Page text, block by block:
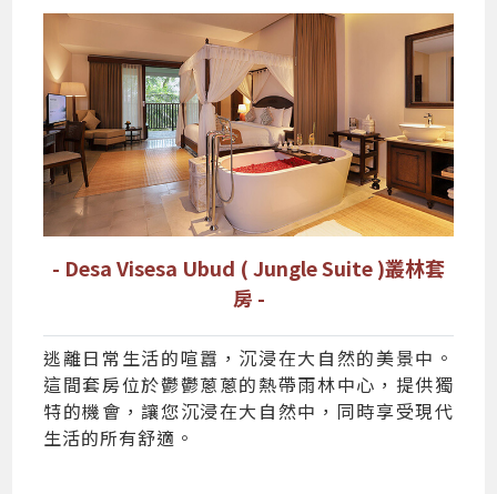
- Desa Visesa Ubud ( Jungle Suite )叢林套
房 -
逃離日常生活的喧囂，沉浸在大自然的美景中。
這間套房位於鬱鬱蔥蔥的熱帶雨林中心，提供獨
特的機會，讓您沉浸在大自然中，同時享受現代
生活的所有舒適。